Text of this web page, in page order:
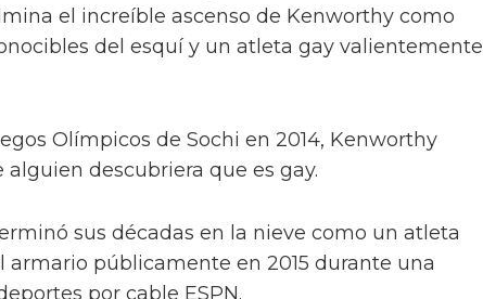
el increíble ascenso de Kenworthy como
del esquí y un atleta gay valientemente
Olímpicos de Sochi en 2014, Kenworthy
descubriera que es gay.
sus décadas en la nieve como un atleta
armario públicamente en 2015 durante una
por cable ESPN.